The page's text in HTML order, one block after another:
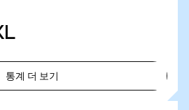
통계 더 보기